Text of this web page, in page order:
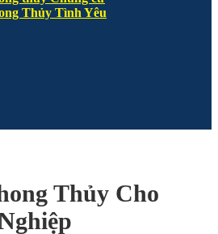
Thủy Tình Yêu
Thủy Cho